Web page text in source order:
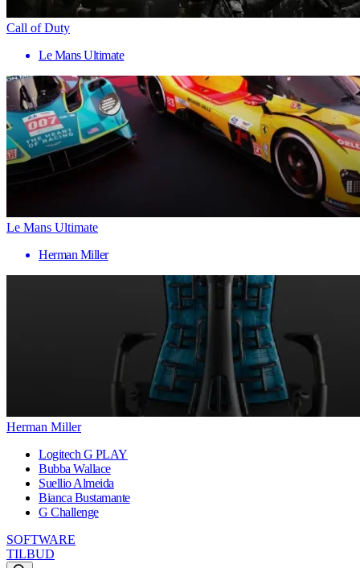
Call of Duty
Le Mans Ultimate
Le Mans Ultimate
Herman Miller
Herman Miller
Logitech G PLAY
Bubba Wallace
Suellio Almeida
Bianca Bustamante
G Challenge
SOFTWARE
TILBUD